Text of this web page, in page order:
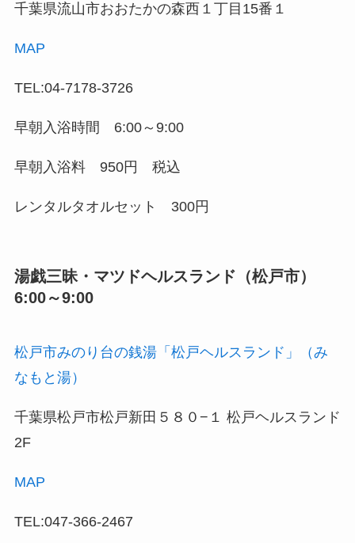
千葉県流山市おおたかの森西１丁目15番１
MAP
TEL:04-7178-3726
早朝入浴時間 6:00～9:00
早朝入浴料 950円 税込
レンタルタオルセット 300円
湯戯三昧・マツドヘルスランド（松戸市）
6:00～9:00
松戸市みのり台の銭湯「松戸ヘルスランド」（み
なもと湯）
千葉県松戸市松戸新田５８０−１ 松戸ヘルスランド
2F
MAP
TEL:047-366-2467